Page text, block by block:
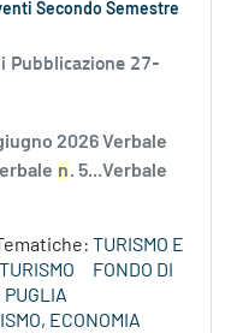
Secondo Semestre
Pubblicazione 27-
2026 Verbale
n. 5...Verbale
TURISMO E
TURISMO
FONDO DI
PUGLIA
ECONOMIA